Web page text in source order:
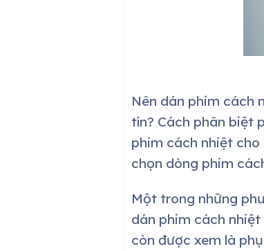
Nên dán phim cách
tín? Cách phân biệt
phim cách nhiệt
chọn dòng phim
Một trong những
dán phim cách
còn được xem là